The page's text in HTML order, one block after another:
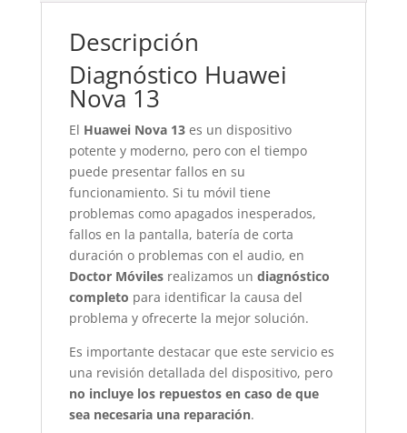
Descripción
Diagnóstico Huawei
Nova 13
El Huawei Nova 13es un dispositivo
potente y moderno, pero con el tiempo
puede presentar fallos en su
funcionamiento. Si tu móvil tiene
problemas como apagados inesperados,
fallos en la pantalla, batería de corta
duración o problemas con el audio, en
Doctor Móvilesrealizamos un diagnóstico
completo para identificar la causa del
problema y ofrecerte la mejor solución.
Es importante destacar que este servicio es
una revisión detallada del dispositivo, pero
no incluye los repuestos en caso de que
sea necesaria una reparación.